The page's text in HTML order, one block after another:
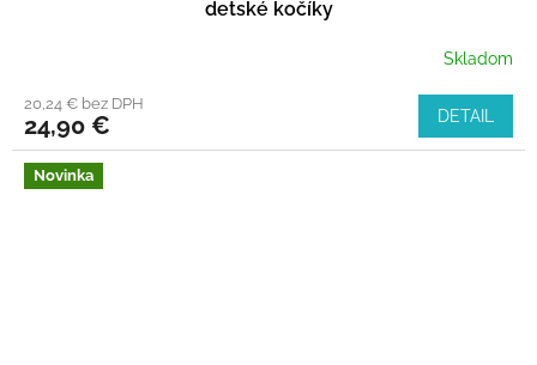
detské kočíky
Skladom
20,24 € bez DPH
24,90 € DETAIL
Novinka